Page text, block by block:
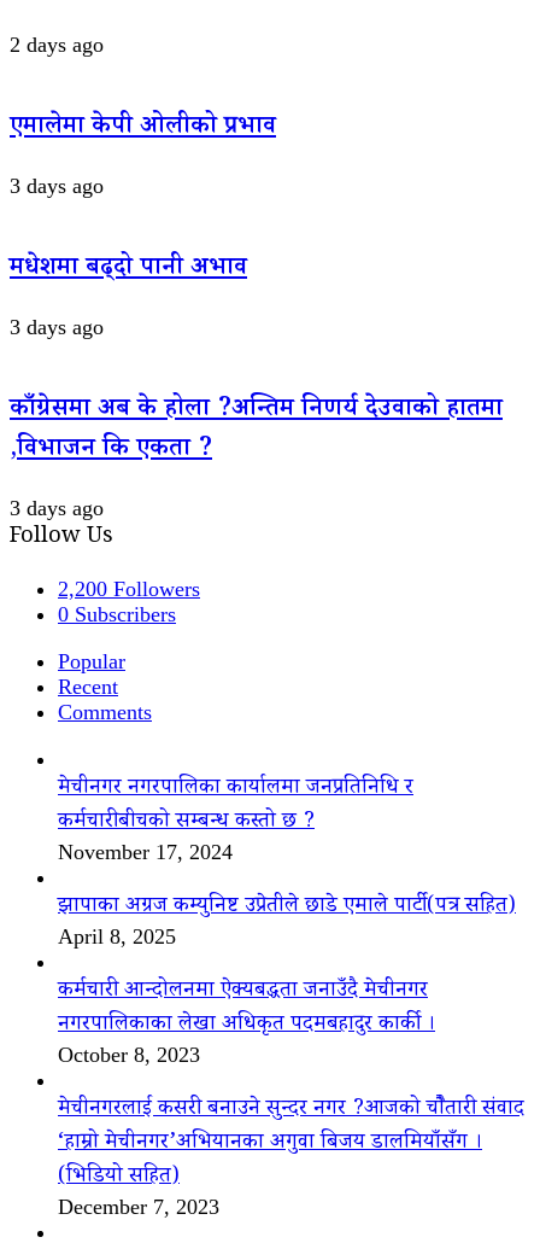
2 days ago
एमालेमा केपी ओलीको प्रभाव
3 days ago
मधेशमा बढ्दो पानी अभाव
3 days ago
काँग्रेसमा अब के होला ?अन्तिम निणर्य देउवाको हातमा
,विभाजन कि एकता ?
3 days ago
Follow Us
2,200 Followers
0 Subscribers
Popular
Recent
Comments
मेचीनगर नगरपालिका कार्यालमा जनप्रतिनिधि र
कर्मचारीबीचको सम्बन्ध कस्तो छ ?
November 17, 2024
झापाका अग्रज कम्युनिष्ट उप्रेतीले छाडे एमाले पार्टी(पत्र सहित)
April 8, 2025
कर्मचारी आन्दोलनमा ऐक्यबद्धता जनाउँदै मेचीनगर
नगरपालिकाका लेखा अधिकृत पदमबहादुर कार्की ।
October 8, 2023
मेचीनगरलाई कसरी बनाउने सुन्दर नगर ?आजको चौैतारी संवाद
‘हाम्रो मेचीनगर’अभियानका अगुवा बिजय डालमियाँसँग ।
(भिडियो सहित)
December 7, 2023